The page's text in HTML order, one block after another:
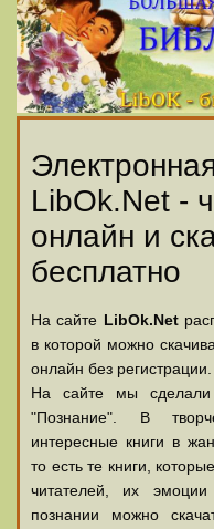
LibOk.Net -
онлайн и
бесплатно
На сайте LibOk.Net
в которой можно
онлайн без регистрации.
На сайте мы
"Познание". В
интересные книги в
то есть те книги,
читателей, их
познании можно